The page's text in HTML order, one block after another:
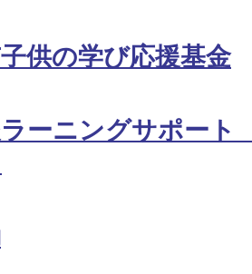
供の学び応援基金
ーニングサポート